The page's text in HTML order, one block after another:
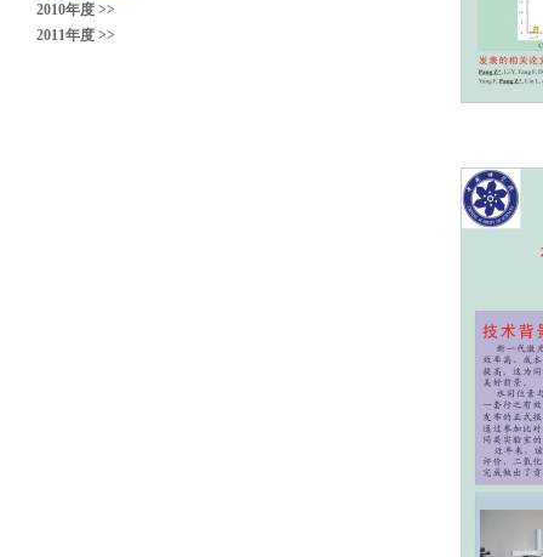
2010年度 >>
2011年度 >>